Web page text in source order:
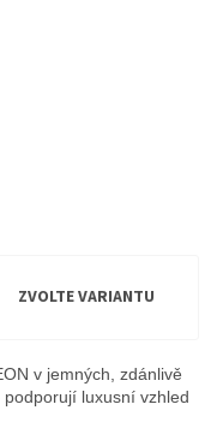
ZVOLTE VARIANTU
v jemných, zdánlivě
luxusní vzhled